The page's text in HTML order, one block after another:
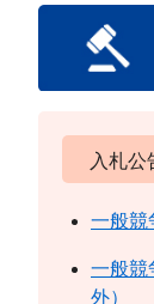
入札公
一般競
一般競
外）